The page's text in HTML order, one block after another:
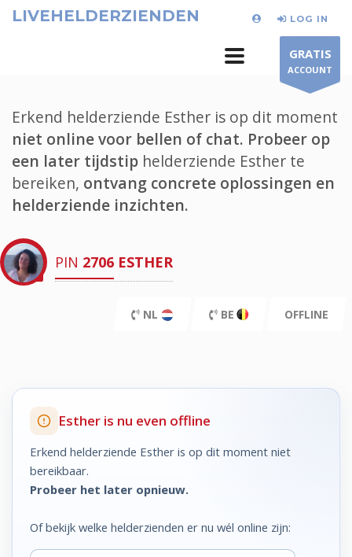
LIVEHELDERZIENDEN LOG IN
GRATIS
ACCOUNT
Erkend helderziende Esther is op dit moment
niet online voor bellen of chat. Probeer op
een later tijdstip helderziende Esther te
bereiken, ontvang concrete oplossingen en
helderziende inzichten.
PIN 2706 ESTHER
NL BE OFFLINE
Esther is nu even offline
Erkend helderziende Esther is op dit moment niet
bereikbaar.
Probeer het later opnieuw.
Of bekijk welke helderzienden er nu wél online zijn: